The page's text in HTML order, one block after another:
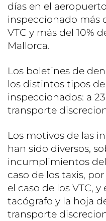
días en el
inspeccionado más
VTC y más del 10%
Mallorca.
Los boletines de
los distintos tipos
inspeccionados: a
transporte
Los motivos de las
han sido diversos,
incumplimientos
caso de los taxis,
el caso de los VTC,
tacógrafo y la hoja
transporte